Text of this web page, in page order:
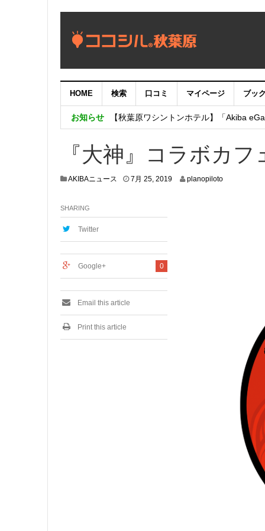
HOME 検索 口コミ マイページ ブッ
お知らせ
【重要：9月5日（火）22時】ココシル：
【秋葉原ワシントンホテル】「Akiba
『大神』コラボカ
AKIBAニュース 7月 25, 20197
planopiloto
SHARING
Twitter
0
Google+
Email this article
Print this article